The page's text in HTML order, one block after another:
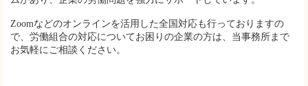
Zoomなどのオンラインを活用した全国対応も行っておりますの
で、労働組合の対応についてお困りの企業の方は、当事務所まで
お気軽にご相談ください。